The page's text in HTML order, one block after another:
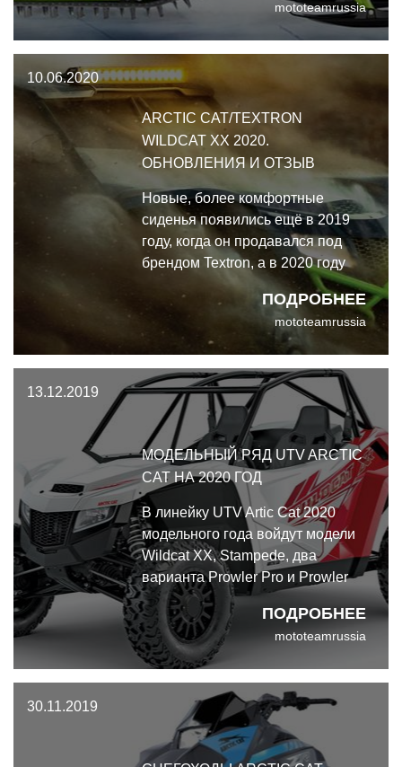
mototeamrussia
10.06.2020
ARCTIC CAT/TEXTRON
WILDCAT XX 2020.
ОБНОВЛЕНИЯ И ОТЗЫВ
ПОДРОБНЕЕ
Новые, более комфортные
сиденья появились ещё в 2019
году, когда он продавался под
брендом Textron, а в 2020 году
состоялось возвращение Wildcat
XX под легендарным брендом
Arctic Cat. Нам выдался шанс
узнать, как изменился Wildcat XX
в новом году.
mototeamrussia
13.12.2019
МОДЕЛЬНЫЙ РЯД UTV ARCTIC
CAT НА 2020 ГОД
ПОДРОБНЕЕ
В линейку UTV Artic Cat 2020
модельного года войдут модели
Wildcat XX, Stampede, два
варианта Prowler Pro и Prowler
500 в обновлённом дизайне,
благодаря новым цветовым
схемам и графике.
mototeamrussia
30.11.2019